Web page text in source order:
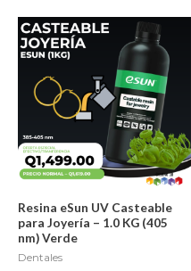
Resina eSun UV Casteable
para Joyería – 1.0 KG (405
nm) Verde
Dentales